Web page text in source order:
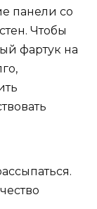
панели со
Чтобы
фартук на